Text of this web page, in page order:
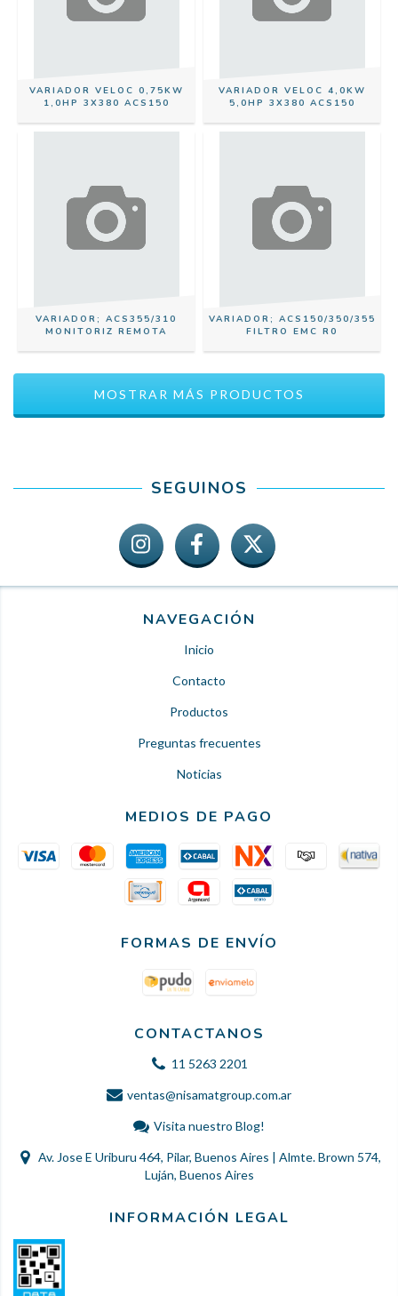
VARIADOR VELOC 0,75KW
1,0HP 3X380 ACS150
VARIADOR VELOC 4,0KW
5,0HP 3X380 ACS150
VARIADOR; ACS355/310
MONITORIZ REMOTA
VARIADOR; ACS150/350/355
FILTRO EMC R0
MOSTRAR MÁS PRODUCTOS
SEGUINOS
NAVEGACIÓN
Inicio
Contacto
Productos
Preguntas frecuentes
Noticias
MEDIOS DE PAGO
FORMAS DE ENVÍO
CONTACTANOS
11 5263 2201
ventas@nisamatgroup.com.ar
Visita nuestro Blog!
Av. Jose E Uriburu 464, Pilar, Buenos Aires | Almte. Brown 574,
Luján, Buenos Aires
INFORMACIÓN LEGAL